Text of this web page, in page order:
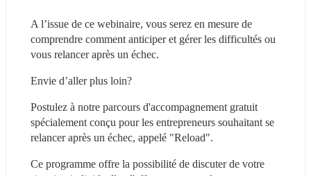
A l’issue de ce webinaire, vous serez en mesure de
comprendre comment anticiper et gérer les difficultés ou
vous relancer après un échec.
Envie d’aller plus loin?
Postulez à notre parcours d'accompagnement gratuit
spécialement conçu pour les entrepreneurs souhaitant se
relancer après un échec, appelé "Reload".
Ce programme offre la possibilité de discuter de votre